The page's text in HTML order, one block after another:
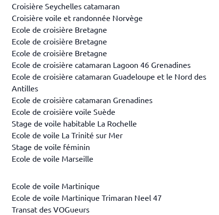
Croisière Seychelles catamaran
Croisière voile et randonnée Norvège
Ecole de croisière Bretagne
Ecole de croisière Bretagne
Ecole de croisière Bretagne
Ecole de croisière catamaran Lagoon 46 Grenadines
Ecole de croisière catamaran Guadeloupe et le Nord des
Antilles
Ecole de croisière catamaran Grenadines
Ecole de croisière voile Suède
Stage de voile habitable La Rochelle
Ecole de voile La Trinité sur Mer
Stage de voile féminin
Ecole de voile Marseille
Ecole de voile Martinique
Ecole de voile Martinique Trimaran Neel 47
Transat des VOGueurs